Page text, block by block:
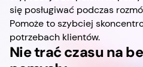
się posługiwać podczas
Pomoże to szybciej
potrzebach klientów.
Nie trać czasu na